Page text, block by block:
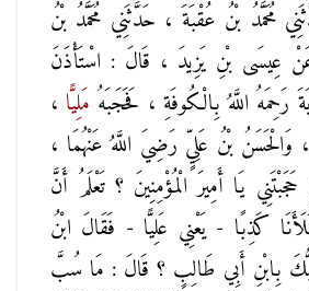
مُحَمَّدُ بْنُ عُقْبَةَ ، حَدَّثَنِي مُحَمَّدُ بْنُ
عِيسَى بْنِ يَزِيدَ ، قَالَ : اسْتَأْذَنَ
رَحِمَهُ اللَّهُ بِالْكُوفَةِ ، فَحَجَبَهُ مَلِيًّا ،
بْنُ عَلِيٍّ رَضِيَ اللَّهُ عَنْهُمَا ،
يَا أَمِيرَ الْمُؤْمِنِينَ ؟ تَعْلَمُ أَنَّ
كَذِبًا - يَعْنِي عَلِيًّا - فَقَالَ ابْنُ
بِابْنِ أَبِي طَالِبٍ ؟ قَالَ : مَا سُبَّ